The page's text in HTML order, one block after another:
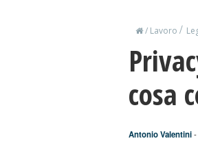
/ Lavoro /
cosa
Antonio Valentini-